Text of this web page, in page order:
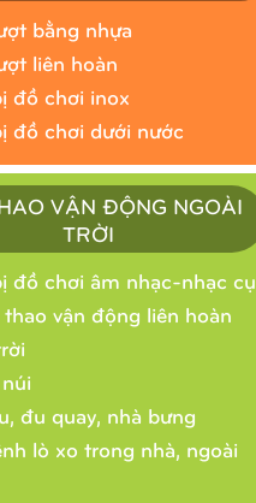
bằng nhựa
liên hoàn
đồ chơi inox
đồ chơi dưới nước
VẬN ĐỘNG NGOÀI
TRỜI
đồ chơi âm nhạc-nhạc cụ
vận động liên hoàn
đu quay, nhà bưng
lò xo trong nhà, ngoài